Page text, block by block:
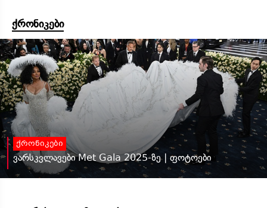
ქრონიკები
ქრონიკები
ვარსკვლავები Met Gala 2025-ზე | ფოტოები